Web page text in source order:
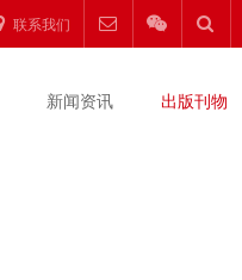
联系我们
新闻资讯 出版刊物